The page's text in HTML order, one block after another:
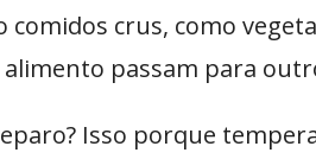
crus, como
alimento passam para
Isso porque